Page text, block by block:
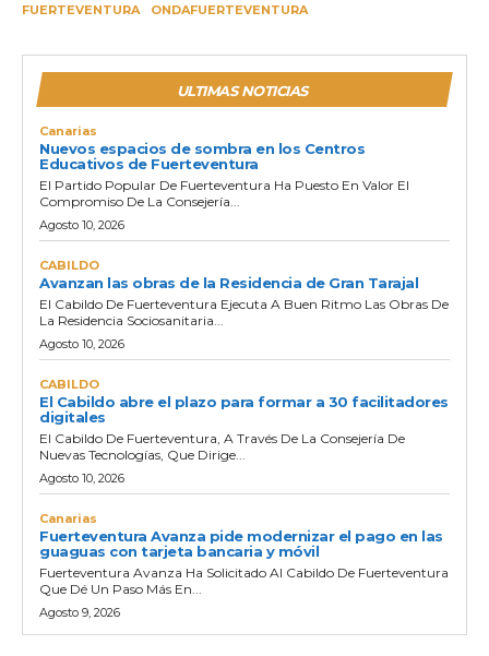
FUERTEVENTURA
ONDAFUERTEVENTURA
ULTIMAS NOTICIAS
Canarias
Nuevos espacios de sombra en los Centros
Educativos de Fuerteventura
El Partido Popular De Fuerteventura Ha Puesto En Valor El
Compromiso De La Consejería...
Agosto 10, 2026
CABILDO
Avanzan las obras de la Residencia de Gran Tarajal
El Cabildo De Fuerteventura Ejecuta A Buen Ritmo Las Obras De
La Residencia Sociosanitaria...
Agosto 10, 2026
CABILDO
El Cabildo abre el plazo para formar a 30 facilitadores
digitales
El Cabildo De Fuerteventura, A Través De La Consejería De
Nuevas Tecnologías, Que Dirige...
Agosto 10, 2026
Canarias
Fuerteventura Avanza pide modernizar el pago en las
guaguas con tarjeta bancaria y móvil
Fuerteventura Avanza Ha Solicitado Al Cabildo De Fuerteventura
Que Dé Un Paso Más En...
Agosto 9, 2026